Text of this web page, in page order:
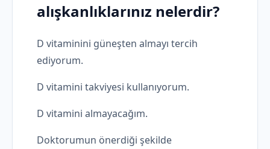
alışkanlıklarınız nelerdir?
D vitaminini güneşten almayı tercih
ediyorum.
D vitamini takviyesi kullanıyorum.
D vitamini almayacağım.
Doktorumun önerdiği şekilde